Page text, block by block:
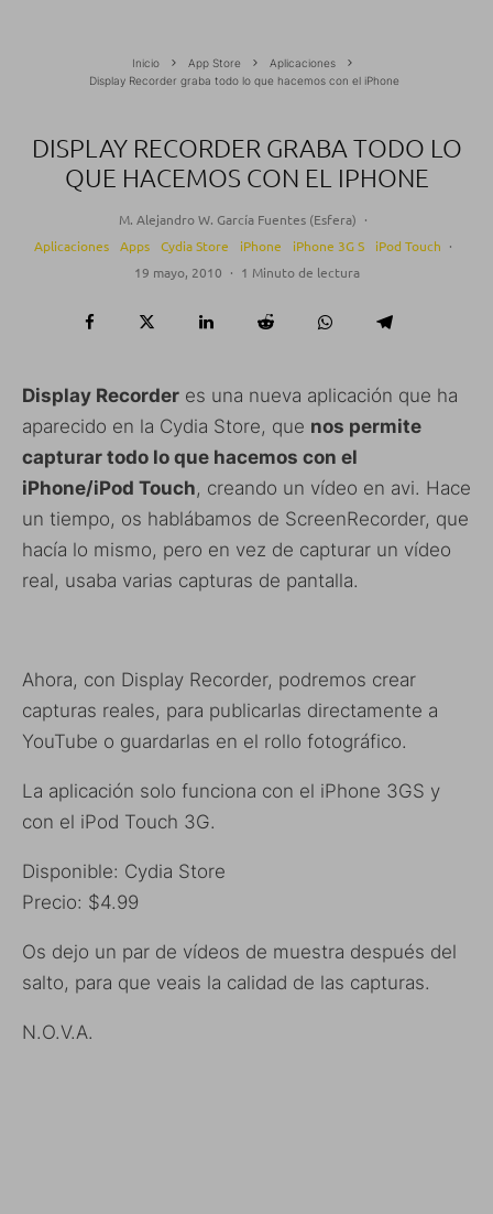
Inicio App Store
Aplicaciones
Display Recorder graba todo lo que hacemos con el iPhone
DISPLAY RECORDER GRABA TODO LO
QUE HACEMOS CON EL IPHONE
M. Alejandro W. García Fuentes (Esfera) ·
Aplicaciones
Apps Cydia Store iPhone iPhone 3G S iPod Touch ·
19 mayo, 2010 · 1 Minuto de lectura
Display Recorder es una nueva aplicación que ha
aparecido en la Cydia Store, que nos permite
capturar todo lo que hacemos con el
iPhone/iPod Touch, creando un vídeo en avi. Hace
un tiempo, os hablábamos de ScreenRecorder, que
hacía lo mismo, pero en vez de capturar un vídeo
real, usaba varias capturas de pantalla.
Ahora, con Display Recorder, podremos crear
capturas reales, para publicarlas directamente a
YouTube o guardarlas en el rollo fotográfico.
La aplicación solo funciona con el iPhone 3GS y
con el iPod Touch 3G.
Disponible: Cydia Store
Precio: $4.99
Os dejo un par de vídeos de muestra después del
salto, para que veais la calidad de las capturas.
N.O.V.A.